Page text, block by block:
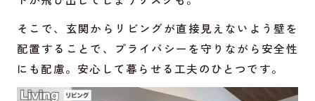
そこで、玄関からリビングが直接見えないよう壁を
配置することで、プライバシーを守りながら安全性
にも配慮。安心して暮らせる工夫のひとつです。